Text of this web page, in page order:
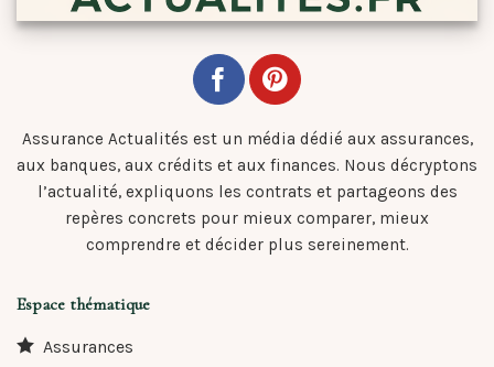
Assurance Actualités est un média dédié aux assurances,
aux banques, aux crédits et aux finances. Nous décryptons
l’actualité, expliquons les contrats et partageons des
repères concrets pour mieux comparer, mieux
comprendre et décider plus sereinement.
Espace thématique
Assurances